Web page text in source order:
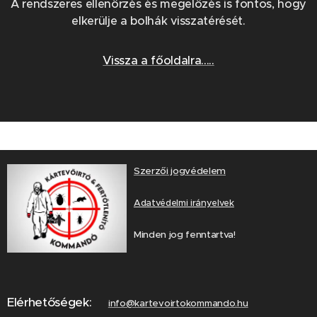
A rendszeres ellenőrzés és megelőzés is fontos, hogy
elkerülje a bolhák visszatérését.
Vissza a főoldalra.....
Szerzői jogvédelem
Adatvédelmi irányelvek
Minden jog fenntartva!
Elérhetőségek:
info@kartevoirtokommando.hu